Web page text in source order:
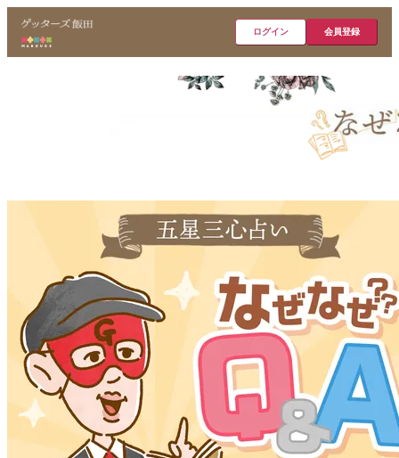
ログイン 会員登録